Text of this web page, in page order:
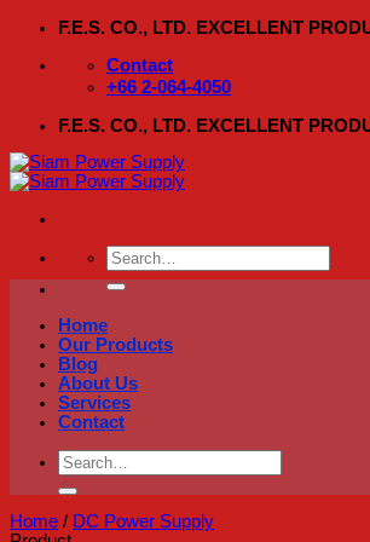
Skip
content
F.E.S. CO., LTD. EXCELLENT
Contact
+66 2-064-4050
F.E.S. CO., LTD. EXCELLENT
Search
for:
Home
Our Products
Blog
About Us
Services
Contact
Search
for:
Home / DC Power Supply